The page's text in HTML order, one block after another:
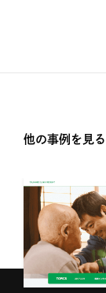
他の事例を見る